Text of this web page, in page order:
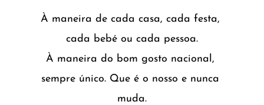
À maneira de cada casa, cada festa,
cada bebé ou cada pessoa.
À maneira do bom gosto nacional,
sempre único. Que é o nosso e nunca
muda.